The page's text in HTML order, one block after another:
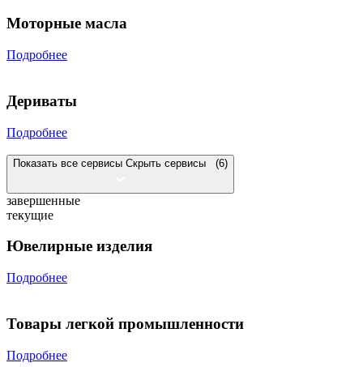
Моторные масла
Подробнее
Дериваты
Подробнее
Показать все сервисы Скрыть сервисы (6)
завершенные
текущие
Ювелирные изделия
Подробнее
Товары легкой промышленности
Подробнее